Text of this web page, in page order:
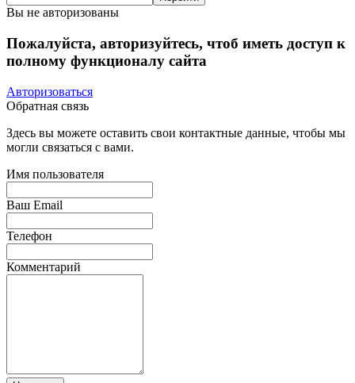
Вы не авторизованы
Пожалуйста, авторизуйтесь, чтоб иметь доступ к
полному функционалу сайта
Авторизоваться
Обратная связь
Здесь вы можете оставить свои контактные данные, чтобы мы
могли связаться с вами.
Имя пользователя
Ваш Email
Телефон
Комментарий